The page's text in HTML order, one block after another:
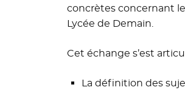
concrètes concernant le
Lycée de Demain.
Cet échange s’est
La définition des